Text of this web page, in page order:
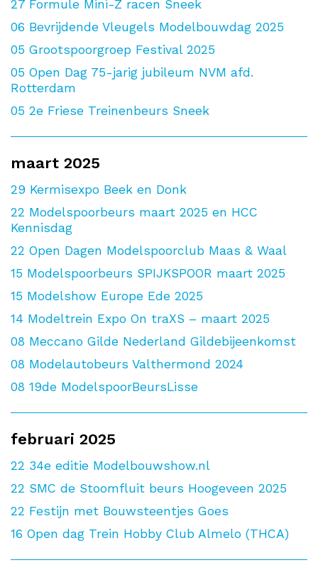
27 Formule Mini-Z racen Sneek
06 Bevrijdende Vleugels Modelbouwdag 2025
05 Grootspoorgroep Festival 2025
05 Open Dag 75-jarig jubileum NVM afd.
Rotterdam
05 2e Friese Treinenbeurs Sneek
maart 2025
29 Kermisexpo Beek en Donk
22 Modelspoorbeurs maart 2025 en HCC
Kennisdag
22 Open Dagen Modelspoorclub Maas & Waal
15 Modelspoorbeurs SPIJKSPOOR maart 2025
15 Modelshow Europe Ede 2025
14 Modeltrein Expo On traXS – maart 2025
08 Meccano Gilde Nederland Gildebijeenkomst
08 Modelautobeurs Valthermond 2024
08 19de ModelspoorBeursLisse
februari 2025
22 34e editie Modelbouwshow.nl
22 SMC de Stoomfluit beurs Hoogeveen 2025
22 Festijn met Bouwsteentjes Goes
16 Open dag Trein Hobby Club Almelo (THCA)